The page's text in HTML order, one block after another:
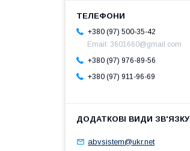
+380 (97) 500-35-42
Email: 3601660@gmail.com
+380 (97) 976-89-56
+380 (97) 911-96-69
abvsistem@ukr.net